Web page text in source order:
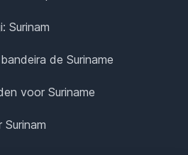
Surinam
de Suriname
voor Suriname